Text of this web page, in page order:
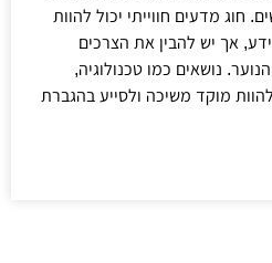
חוג מדעים חווייתי יכול להוות
אך יש להבין את הצרכים
נושאים כמו טכנולוגיה,
מוקד משיכה ולסייע בהגברת